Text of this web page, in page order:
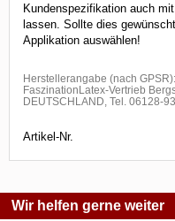
Kundenspezifikation auch
lassen. Sollte dies
Applikation auswählen!
Herstellerangabe (nach
FaszinationLatex-Vertrieb
DEUTSCHLAND, Tel. 06128-
Artikel-Nr.
Wir helfen gerne weiter